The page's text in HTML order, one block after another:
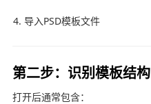
导入PSD模板文件
第二步：识别模板结构
打开后通常包含：